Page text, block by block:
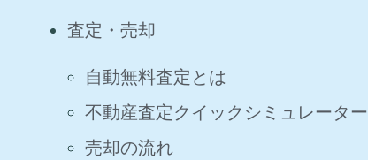
査定・売却
自動無料査定とは
不動産査定クイックシミュレーター
売却の流れ